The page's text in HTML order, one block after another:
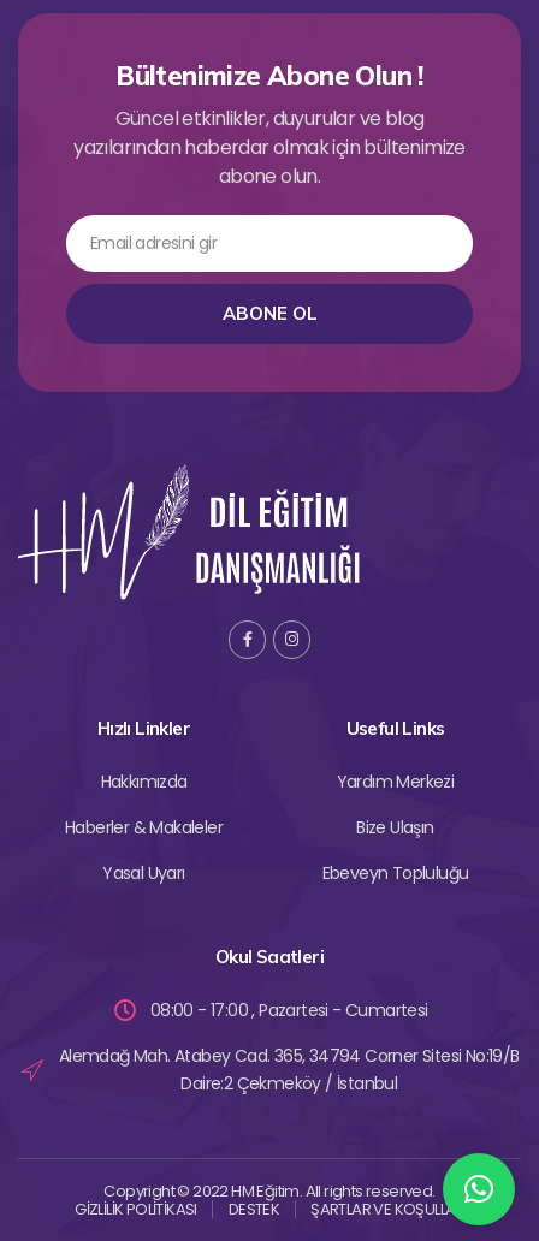
Bültenimize Abone Olun !
Güncel etkinlikler, duyurular ve blog
yazılarından haberdar olmak için bültenimize
abone olun.
ABONE OL
Hızlı Linkler
Hakkımızda
Haberler & Makaleler
Yasal Uyarı
Useful Links
Yardım Merkezi
Bize Ulaşın
Ebeveyn Topluluğu
Okul Saatleri
08:00 - 17:00 , Pazartesi - Cumartesi
Alemdağ Mah. Atabey Cad. 365, 34794 Corner Sitesi No:19/B
Daire:2 Çekmeköy / İstanbul
Copyright © 2022 HM Eğitim. All rights reserved.
GİZLİLİK POLİTİKASI DESTEK ŞARTLAR VE KOŞULLAR